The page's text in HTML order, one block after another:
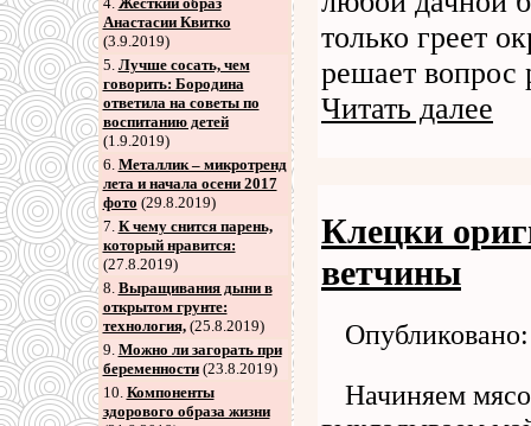
Анастасии Квитко
(3.9.2019)
5. Лучше сосать, чем
говорить: Бородина
ответила на советы по
воспитанию детей
(1.9.2019)
6. Металлик – микротренд
лета и начала осени 2017
фото (29.8.2019)
7. К чему снится парень,
который нравится:
(27.8.2019)
8. Выращивания дыни в
открытом грунте:
технология,(25.8.2019)
9. Можно ли загорать при
беременности(23.8.2019)
10. Компоненты
здорового образа жизни
только греет
решает вопрос
Читать далее
Клецки
ветчины
Начиняем